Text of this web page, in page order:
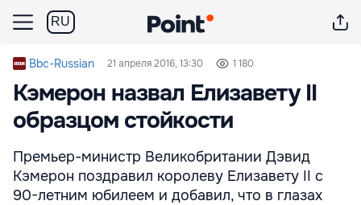
RU
Bbc-Russian 21 апреля 2016, 13:30 1 180
Кэмерон назвал Елизавету II
образцом стойкости
Премьер-министр Великобритании Дэвид
Кэмерон поздравил королеву Елизавету II с
90-летним юбилеем и добавил, что в глазах